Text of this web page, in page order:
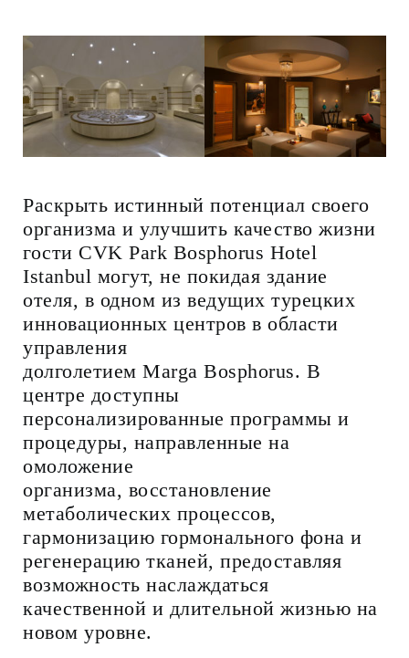
Раскрыть истинный потенциал своего
организма и улучшить качество жизни
гости CVK Park Bosphorus Hotel
Istanbul могут, не покидая здание
отеля, в одном из ведущих турецких
инновационных центров в области
управления
долголетием Marga Bosphorus. В
центре доступны
персонализированные программы и
процедуры, направленные на
омоложение
организма, восстановление
метаболических процессов,
гармонизацию гормонального фона и
регенерацию тканей, предоставляя
возможность наслаждаться
качественной и длительной жизнью на
новом уровне.